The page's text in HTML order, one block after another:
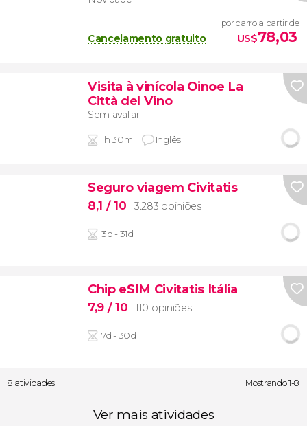
Cancelamento gratuito
por carro a partir de
US$78,03
Visita à vinícola Oinoe La
Città del Vino
Sem avaliar
1h 30m Inglês
Seguro viagem Civitatis
8,1 / 10 3.283 opiniões
3d - 31d
Chip eSIM Civitatis Itália
7,9 / 10 110 opiniões
7d - 30d
8 atividades Mostrando 1-8
Ver mais atividades